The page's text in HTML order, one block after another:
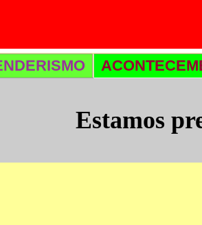
Estamos